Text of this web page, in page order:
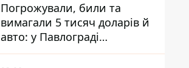
Погрожували, били та
вимагали 5 тисяч доларів й
авто: у Павлограді
затримали двох чоловіків